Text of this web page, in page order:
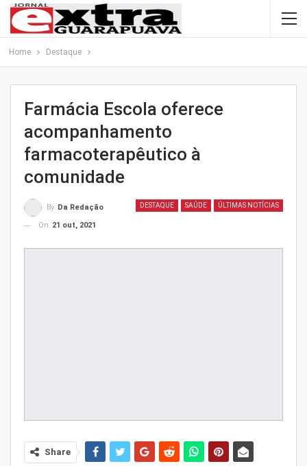
Home Destaque
Farmácia Escola oferece
acompanhamento
farmacoterapêutico à
comunidade
DESTAQUE SAÚDE ÚLTIMAS NOTÍCIAS
By Da Redação
On 21 out, 2021
Share